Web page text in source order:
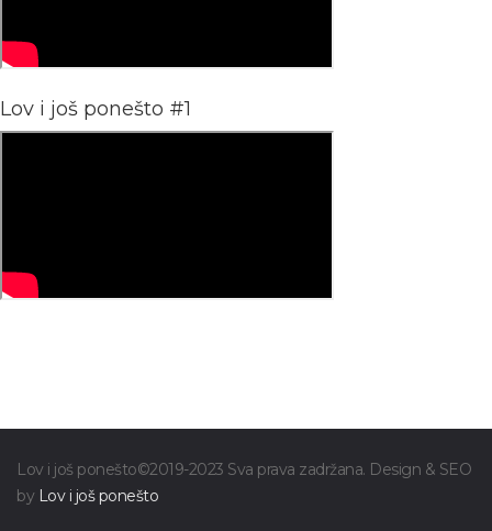
Lov i još ponešto #1
Lov i još ponešto©2019-2023 Sva prava zadržana. Design & SEO
by Lov i još ponešto